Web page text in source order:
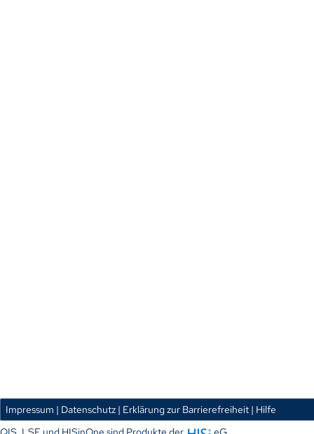
Impressum | Datenschutz | Erklärung zur Barrierefreiheit | Hilfe